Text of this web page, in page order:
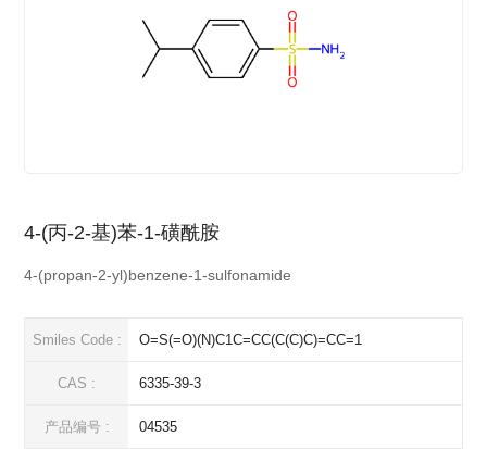
4-(丙-2-基)苯-1-磺酰胺
4-(propan-2-yl)benzene-1-sulfonamide
Smiles Code : O=S(=O)(N)C1C=CC(C(C)C)=CC=1
CAS : 6335-39-3
产品编号 : 04535